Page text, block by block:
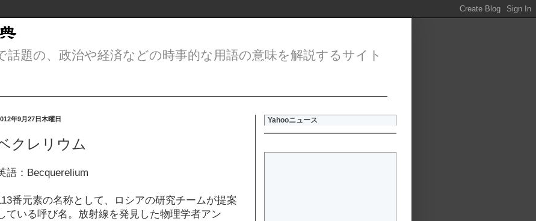
話題の、政治や経済などの時事的な用語の意味を解説するサイト
年9月27日木曜日
クレリウム
語：Becquerelium
番元素の名称として、ロシアの研究チームが提案
ている呼び名。放射線を発見した物理学者アン
Yahooニュース